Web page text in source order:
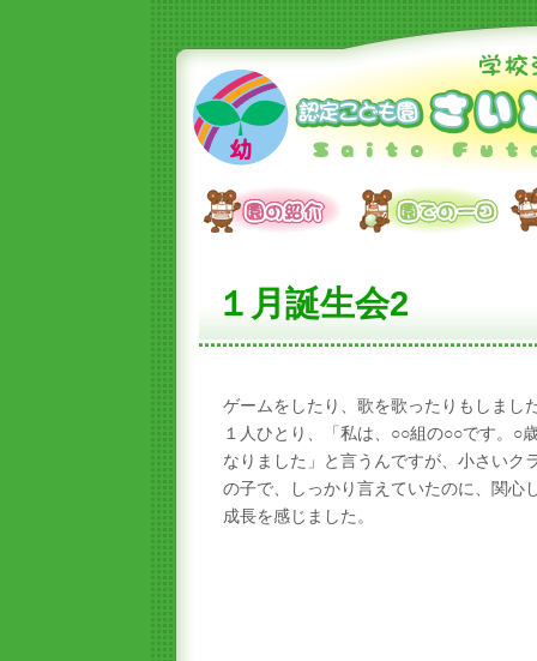
１月誕生会2
ゲームをしたり、歌を歌ったりもしまし
１人ひとり、「私は、○○組の○○です。○
なりました」と言うんですが、小さいク
の子で、しっかり言えていたのに、関心
成長を感じました。